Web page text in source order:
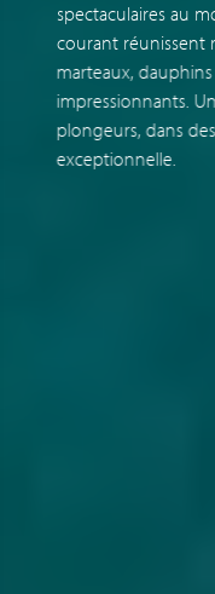
spectaculaires au
courant réunissent
marteaux,
impressionnants.
plongeurs, dans
exceptionnelle.